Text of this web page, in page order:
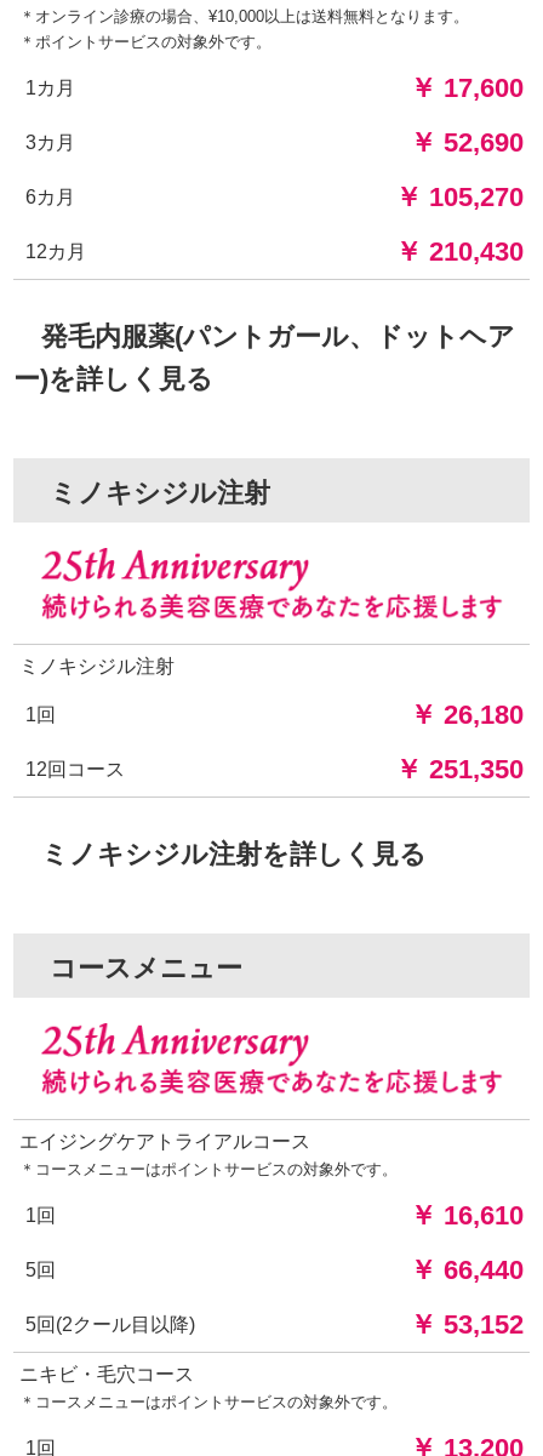
＊オンライン診療の場合、¥10,000以上は送料無料となります。
＊ポイントサービスの対象外です。
1カ月 ￥ 17,600
3カ月 ￥ 52,690
6カ月 ￥ 105,270
12カ月 ￥ 210,430
発毛内服薬(パントガール、ドットヘア
ー)を詳しく見る
ミノキシジル注射
ミノキシジル注射
1回 ￥ 26,180
12回コース ￥ 251,350
ミノキシジル注射を詳しく見る
コースメニュー
エイジングケアトライアルコース
＊コースメニューはポイントサービスの対象外です。
1回 ￥ 16,610
5回 ￥ 66,440
5回(2クール目以降) ￥ 53,152
ニキビ・毛穴コース
＊コースメニューはポイントサービスの対象外です。
1回 ￥ 13,200